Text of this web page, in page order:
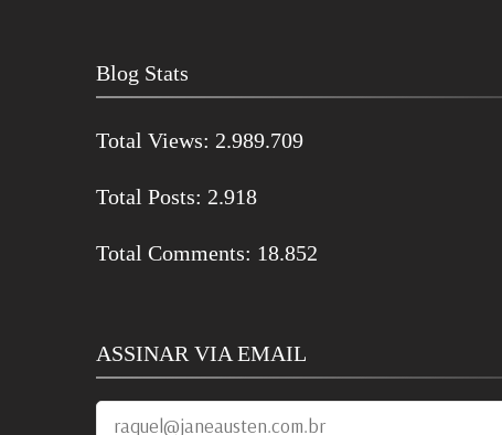
Blog Stats
Total Views: 2.989.709
Total Posts: 2.918
Total Comments: 18.852
ASSINAR VIA EMAIL
raquel@janeausten.com.br